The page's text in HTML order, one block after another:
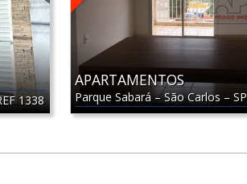
1338
APARTAMENTOS
Parque Sabará–São Carlos – SP